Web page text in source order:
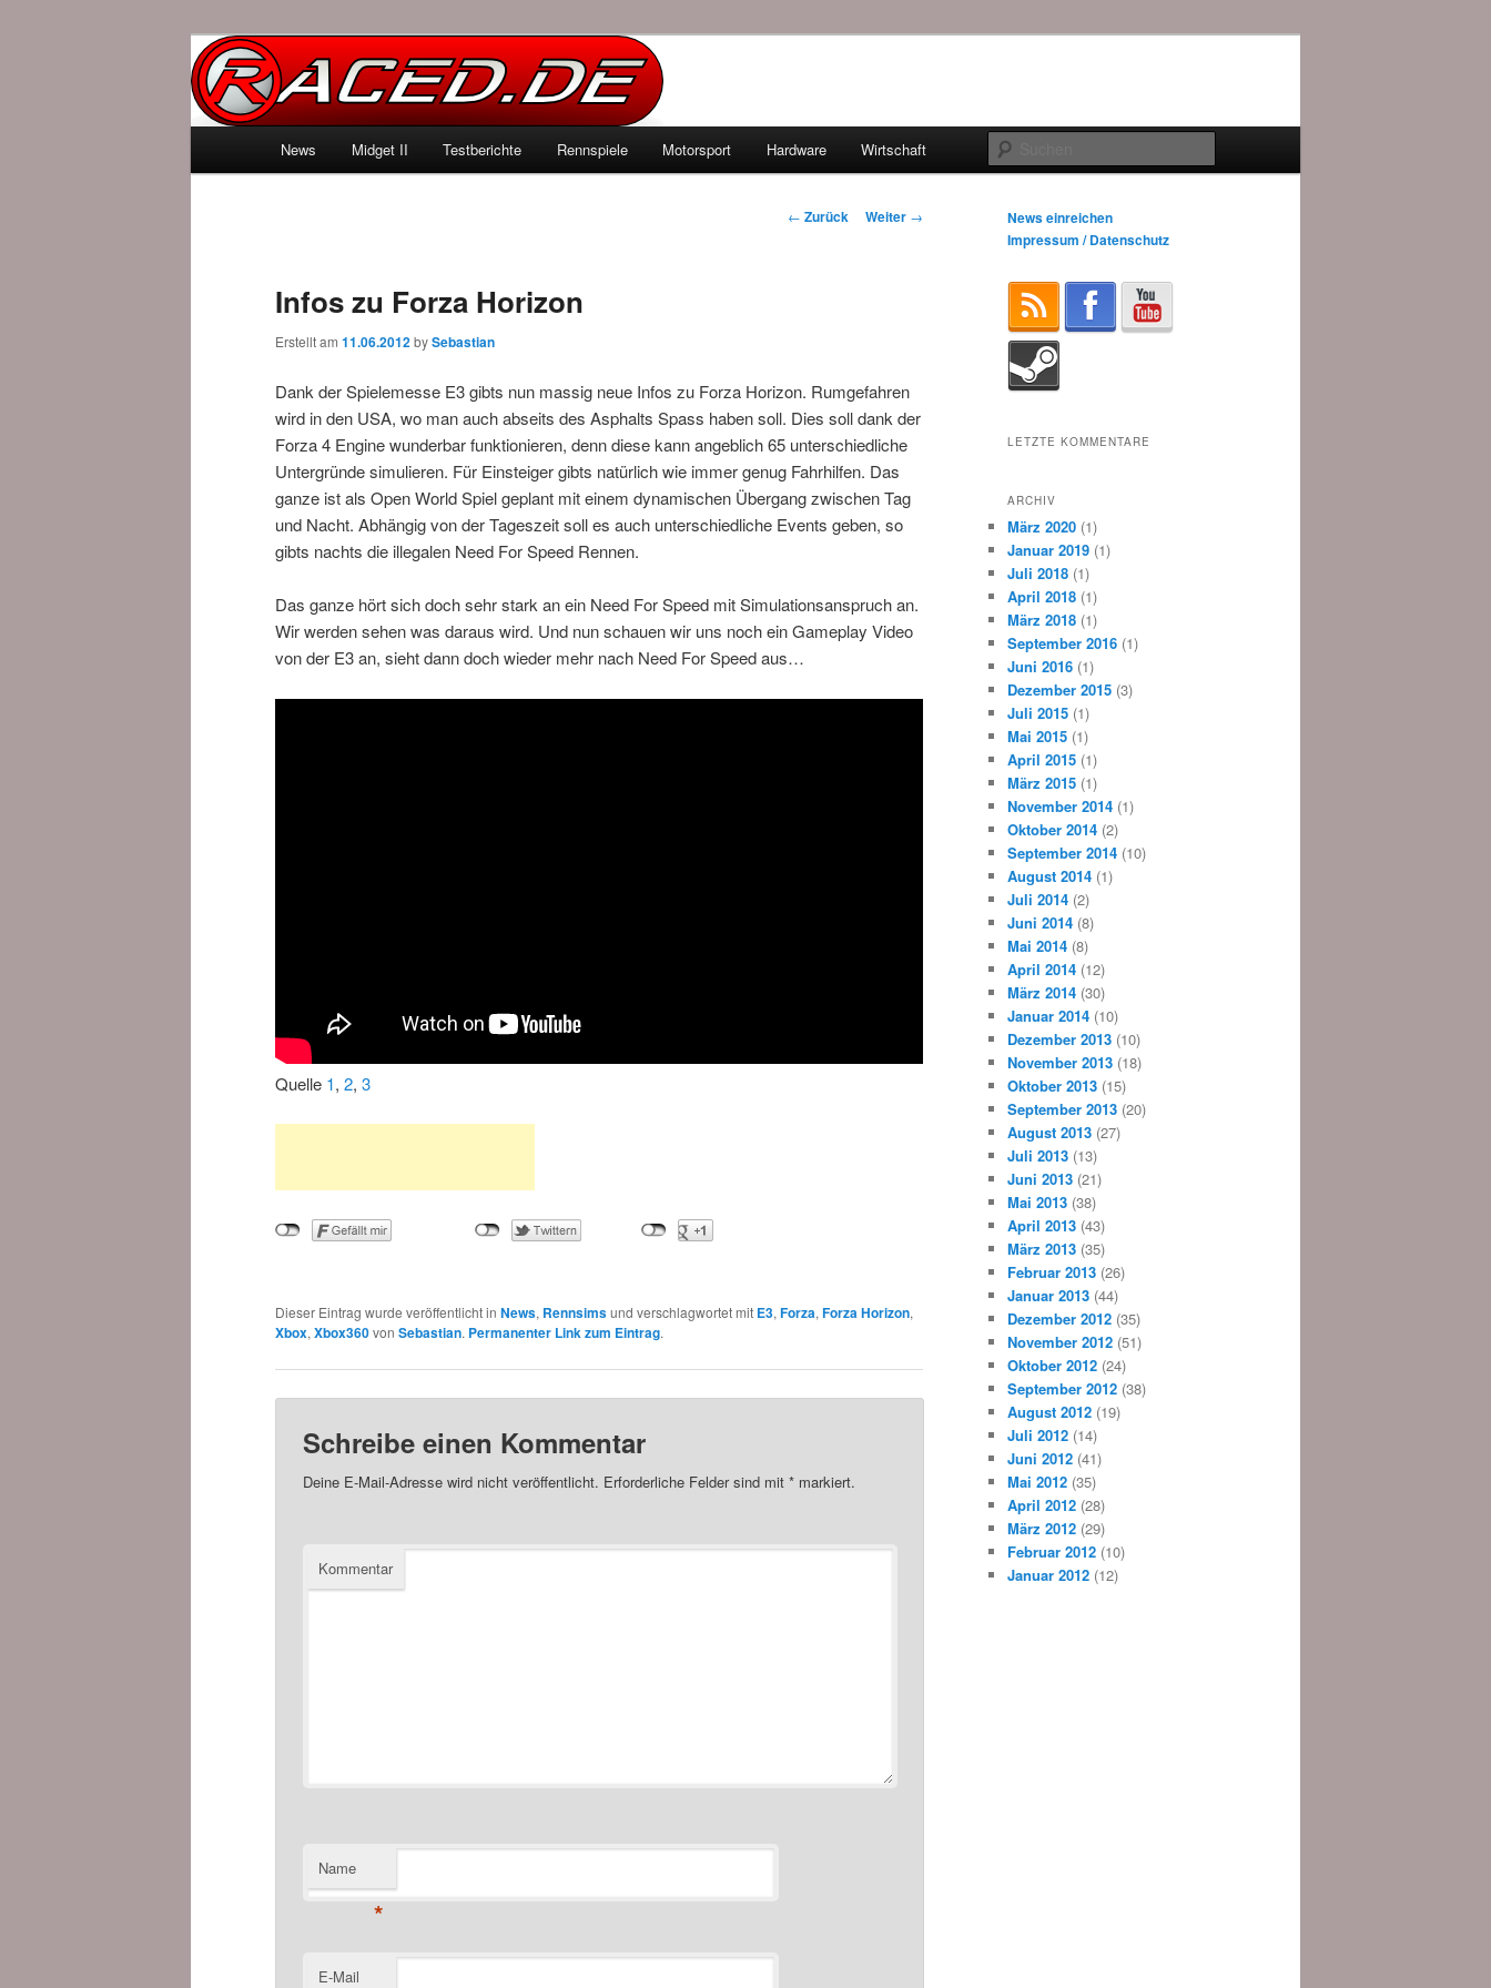
Raced.de
Zum Inhalt wechseln
Zum sekundären Inhalt wechseln
News Midget II Testberichte Rennspiele Motorsport Hardware Wirtschaft
Beitrags-
← Zurück Weiter →
Infos zu Forza Horizon
Erstellt am 11.06.2012bySebastian
Dank der Spielemesse E3 gibts nun massig neue Infos zu Forza Horizon. Rumgefahren
wird in den USA, wo man auch abseits des Asphalts Spass haben soll. Dies soll dank der
Forza 4 Engine wunderbar funktionieren, denn diese kann angeblich 65 unterschiedliche
Untergründe simulieren. Für Einsteiger gibts natürlich wie immer genug Fahrhilfen. Das
ganze ist als Open World Spiel geplant mit einem dynamischen Übergang zwischen Tag
und Nacht. Abhängig von der Tageszeit soll es auch unterschiedliche Events geben, so
gibts nachts die illegalen Need For Speed Rennen.
Das ganze hört sich doch sehr stark an ein Need For Speed mit Simulationsanspruch an.
Wir werden sehen was daraus wird. Und nun schauen wir uns noch ein Gameplay Video
von der E3 an, sieht dann doch wieder mehr nach Need For Speed aus…
Quelle 1, 2, 3
Dieser Eintrag wurde veröffentlicht in News, Rennsimsund verschlagwortet mit E3, Forza, Forza Horizon,
Xbox, Xbox360von Sebastian. Permanenter Link zum Eintrag.
Schreibe einen Kommentar
Deine E-Mail-Adresse wird nicht veröffentlicht. Erforderliche Felder sind mit* markiert.
Kommentar
Name
*
E-Mail
News einreichen
Impressum / Datenschutz
LETZTE KOMMENTARE
ARCHIV
März 2020 (1)
Januar 2019 (1)
Juli 2018 (1)
April 2018 (1)
März 2018 (1)
September 2016 (1)
Juni 2016 (1)
Dezember 2015 (3)
Juli 2015 (1)
Mai 2015 (1)
April 2015 (1)
März 2015 (1)
November 2014 (1)
Oktober 2014 (2)
September 2014 (10)
August 2014 (1)
Juli 2014 (2)
Juni 2014 (8)
Mai 2014 (8)
April 2014 (12)
März 2014 (30)
Januar 2014 (10)
Dezember 2013 (10)
November 2013 (18)
Oktober 2013 (15)
September 2013 (20)
August 2013 (27)
Juli 2013 (13)
Juni 2013 (21)
Mai 2013 (38)
April 2013 (43)
März 2013 (35)
Februar 2013 (26)
Januar 2013 (44)
Dezember 2012 (35)
November 2012 (51)
Oktober 2012 (24)
September 2012 (38)
August 2012 (19)
Juli 2012 (14)
Juni 2012 (41)
Mai 2012 (35)
April 2012 (28)
März 2012 (29)
Februar 2012 (10)
Januar 2012 (12)